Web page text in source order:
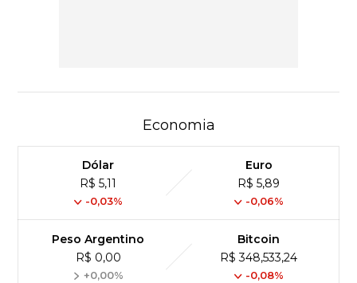
Economia
Dólar
R$ 5,11
-0,03%
Euro
R$ 5,89
-0,06%
Peso Argentino
R$ 0,00
+0,00%
Bitcoin
R$ 348,533,24
-0,08%